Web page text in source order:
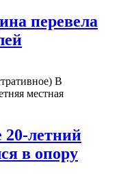
перевела
В
местная
летний
в опору